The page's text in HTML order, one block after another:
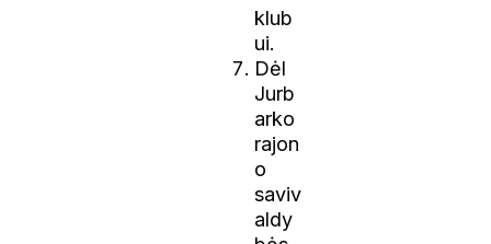
klub
ui.
Dėl
Jurb
arko
rajon
o
saviv
aldy